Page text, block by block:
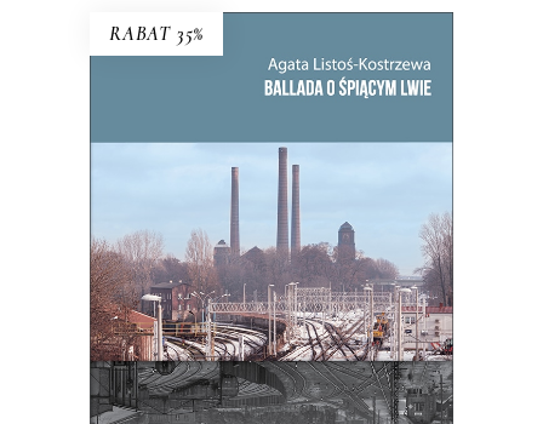
RABAT 35%
BALLADA O ŚPIĄCYM LWIE
To, co zdecydowało o powstaniu
Bytomia, jego bogactwie i tradycji,
miało stać się jego zagładą.
61.00zł 39.65zł
KSIĄŻKA DO KOSZYKA